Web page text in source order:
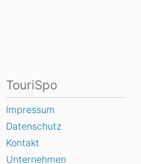
TouriSpo
Impressum
Datenschutz
Kontakt
Unternehmen